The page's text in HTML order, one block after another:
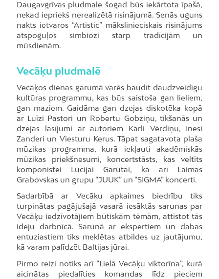
Daugavgrīvas pludmale šogad būs iekārtota īpašā,
nekad iepriekš nerealizētā risinājumā. Senās uguns
nakts ietvaros “Artistic” mākslinieciskais risinājums
atspoguļos simbiozi starp tradīcijām un
mūsdienām.
Vecāķu pludmalē
Vecāķos dienas garumā varēs baudīt daudzveidīgu
kultūras programmu, kas būs saistoša gan lieliem,
gan maziem. Gaidāma gan dzejas diskotēka kopā
ar Luīzi Pastori un Robertu Gobziņu, tikšanās un
dzejas lasījumi ar autoriem Kārli Vērdiņu, Inesi
Zanderi un Viesturu Ķerus. Tāpat sagatavota plaša
mūzikas programma, kurā iekļauti akadēmiskās
mūzikas priekšnesumi, koncertstāsts, kas veltīts
komponistei Lūcijai Garūtai, kā arī Laimas
Grabovskas un grupu “JUUK” un “SIGMA” koncerti.
Sadarbībā ar Vecāķu apkaimes biedrību tiks
turpinātas pagājušajā vasarā iesāktās sarunas par
Vecāķu iedzīvotājiem būtiskām tēmām, attīstot tās
ideju darbnīcā. Sarunā ar ekspertiem un dabas
entuziastiem tiks meklētas atbildes uz jautājumu,
kā varam palīdzēt Baltijas jūrai.
Pirmo reizi notiks arī “Lielā Vecāķu viktorīna”, kurā
aicinātas piedalīties komandas līdz pieciem